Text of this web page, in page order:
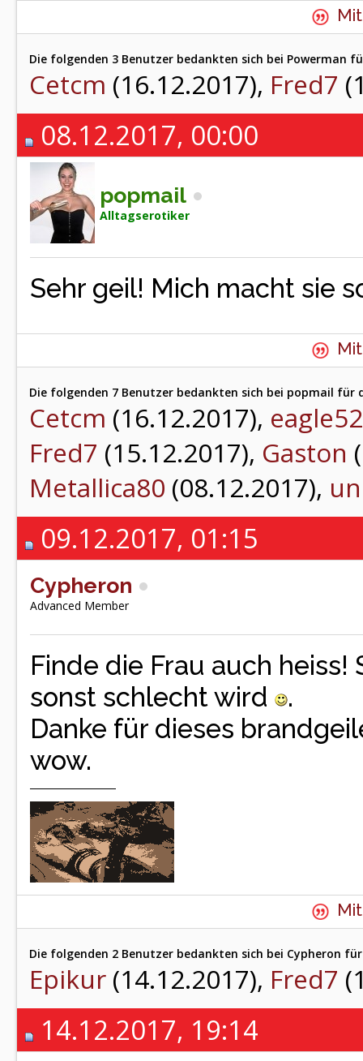
Die folgenden 3 Benutzer bedankten sich bei Powerman
Cetcm (16.12.2017), Fred7
08.12.2017, 00:00
popmail
Alltagserotiker
Sehr geil! Mich macht sie
Die folgenden 7 Benutzer bedankten sich bei popmail für
Cetcm (16.12.2017), eagle52
Fred7 (15.12.2017), Gaston
Metallica80 (08.12.2017),
09.12.2017, 01:15
Cypheron
Advanced Member
Finde die Frau auch heiss!
sonst schlecht wird
.
Danke für dieses
wow.
Die folgenden 2 Benutzer bedankten sich bei Cypheron
Epikur (14.12.2017), Fred7
14.12.2017, 19:14